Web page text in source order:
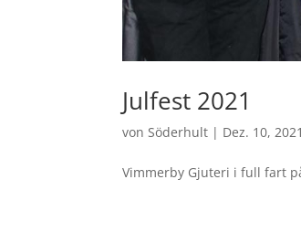
Julfest 2021
von Söderhult | Dez. 10, 2021
Vimmerby Gjuteri i full fart